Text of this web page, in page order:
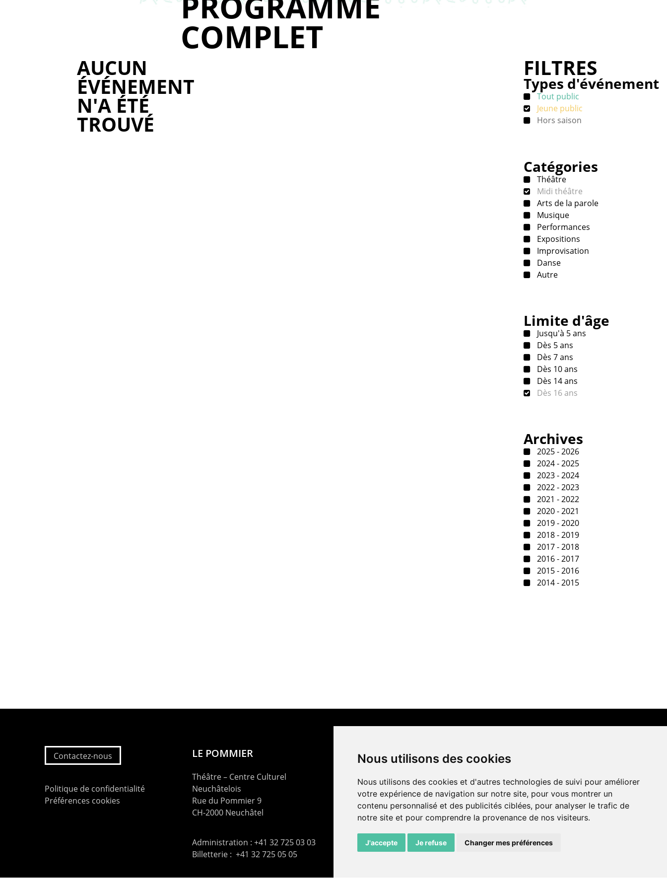
Nous utilisons des cookies
Nous utilisons des cookies et d'autres technologies de suivi pour améliorer
votre expérience de navigation sur notre site, pour vous montrer un
contenu personnalisé et des publicités ciblées, pour analyser le trafic de
notre site et pour comprendre la provenance de nos visiteurs.
J'accepte Je refuse Changer mes préférences
COMPLET
AUCUN
ÉVÉNEMENT
N'A ÉTÉ
TROUVÉ
FILTRES
Types d'événement
Tout public
Jeune public
Hors saison
Catégories
Théâtre
Midi théâtre
Arts de la parole
Musique
Performances
Expositions
Improvisation
Danse
Autre
Limite d'âge
Jusqu'à 5 ans
Dès 5 ans
Dès 7 ans
Dès 10 ans
Dès 14 ans
Dès 16 ans
Archives
2025 - 2026
2024 - 2025
2023 - 2024
2022 - 2023
2021 - 2022
2020 - 2021
2019 - 2020
2018 - 2019
2017 - 2018
2016 - 2017
2015 - 2016
2014 - 2015
Contactez-nous
Politique de confidentialité
Préférences cookies
LE POMMIER
Théâtre – Centre Culturel
Neuchâtelois
Rue du Pommier 9
CH-2000 Neuchâtel
Administration : +41 32 725 03 03
Billetterie : +41 32 725 05 05
LIENS AMIS
Centre de culture ABC
ADN – Association Danse Neuchâtel